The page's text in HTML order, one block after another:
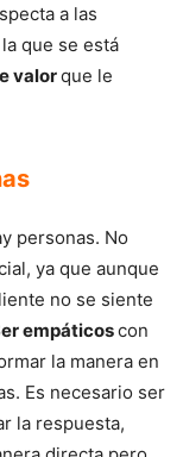
a las
que se está
valorque le
personas. No
ya que aunque
no se siente
empáticoscon
la manera en
Es necesario ser
la respuesta,